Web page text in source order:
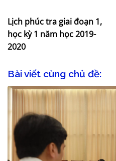
Lịch phúc tra giai đoạn 1,
học kỳ 1 năm học 2019-
2020
Bài viết cùng chủ đề: